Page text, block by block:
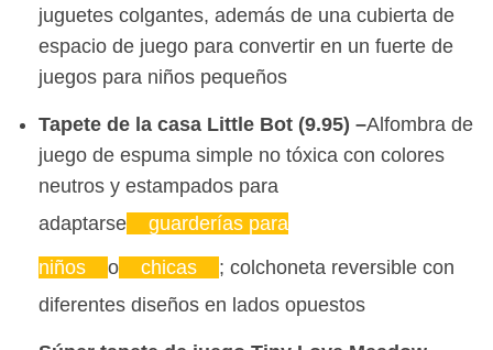
juguetes colgantes, además de una cubierta de
espacio de juego para convertir en un fuerte de
juegos para niños pequeños
Tapete de la casa Little Bot (9.95) –Alfombra de
juego de espuma simple no tóxica con colores
neutros y estampados para
adaptarse
guarderías para
niños
o chicas
; colchoneta reversible con
diferentes diseños en lados opuestos